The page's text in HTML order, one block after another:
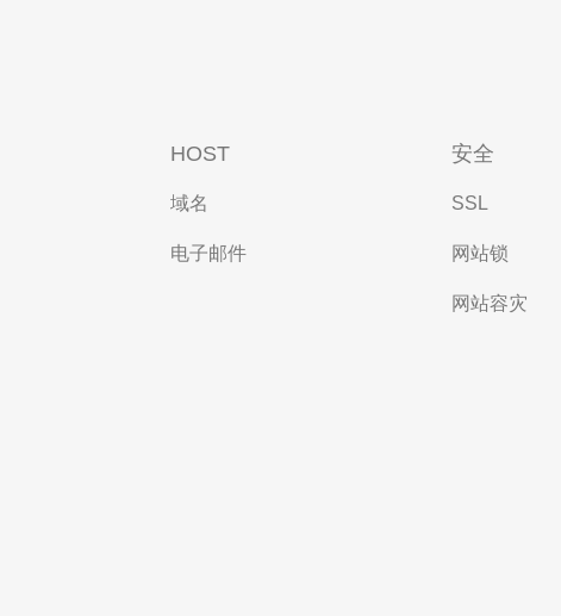
HOST
域名
电子邮件
安全
SSL
网站锁
网站容灾